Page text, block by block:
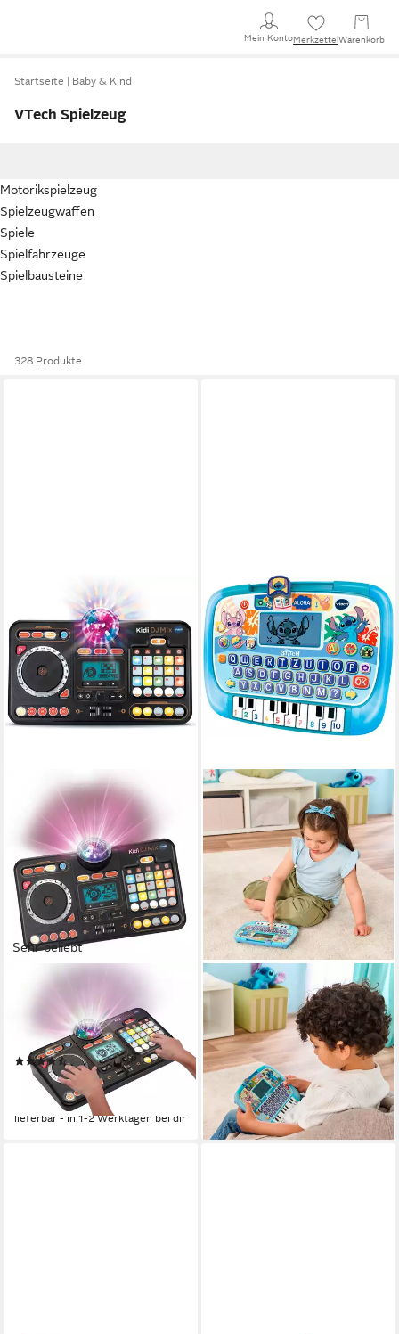
Mein KontoMerkzettel Warenkorb
Startseite Baby & Kind
VTech Spielzeug
Motorikspielzeug
Spielzeugwaffen
Spiele
Spielfahrzeuge
Spielbausteine
328 Produkte
Sehr beliebt
Lerntablet Kiditronics, Kidi DJ
Mix, mit Licht- und
Soundeffekten
(37)
44,99 € UVP 69,99 €
lieferbar - in 1-2 Werktagen bei dir
VTECH®
Lerntablet Stitch
UVP 29,99 €
-23%
lieferbar - in 1-2 Werktagen bei dir